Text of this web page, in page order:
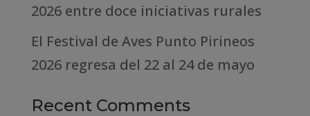
2026 entre doce iniciativas rurales
El Festival de Aves Punto Pirineos
2026 regresa del 22 al 24 de mayo
Recent Comments